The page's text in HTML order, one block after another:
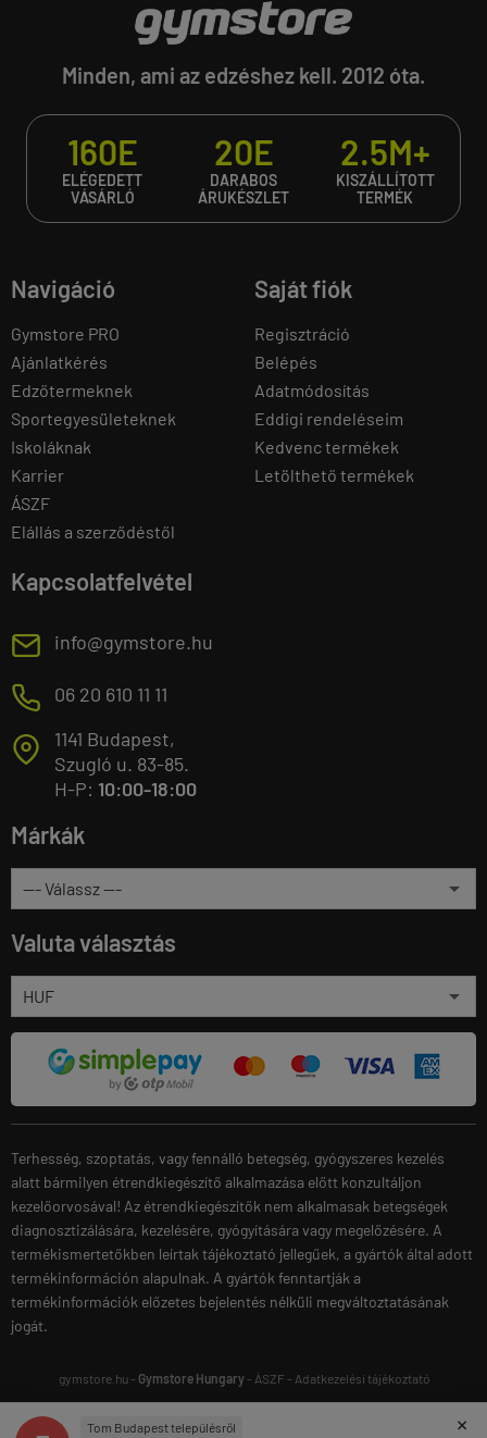
Minden, ami az edzéshez kell. 2012 óta.
160E
ELÉGEDETT
VÁSÁRLÓ
20E
DARABOS
ÁRUKÉSZLET
2.5M+
KISZÁLLÍTOTT
TERMÉK
Navigáció
Gymstore PRO
Ajánlatkérés
Edzőtermeknek
Sportegyesületeknek
Iskoláknak
Karrier
ÁSZF
Elállás a szerződéstől
Saját fiók
Regisztráció
Belépés
Adatmódosítás
Eddigi rendeléseim
Kedvenc termékek
Letölthető termékek
Kapcsolatfelvétel
E info@gymstore.hu
M 06 20 610 11 11
T
1141 Budapest,
Szugló u. 83-85.
H-P: 10:00-18:00
Márkák
Valuta választás
Terhesség, szoptatás, vagy fennálló betegség, gyógyszeres kezelés
alatt bármilyen étrendkiegészítő alkalmazása előtt konzultáljon
kezelőorvosával! Az étrendkiegészítők nem alkalmasak betegségek
diagnosztizálására, kezelésére, gyógyítására vagy megelőzésére. A
termékismertetőkben leírtak tájékoztató jellegűek, a gyártók által adott
termékinformáción alapulnak. A gyártók fenntartják a
termékinformációk előzetes bejelentés nélküli megváltoztatásának
jogát.
gymstore.hu - Gymstore Hungary- ÁSZF- Adatkezelési tájékoztató
×
Tom Budapest településről